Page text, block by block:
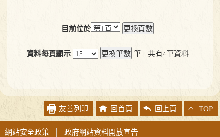
目前位於
資料每頁顯示 筆 共有4筆資料
友善列印 回首頁 回上頁 TOP
網站安全政策
政府網站資料開放宣告